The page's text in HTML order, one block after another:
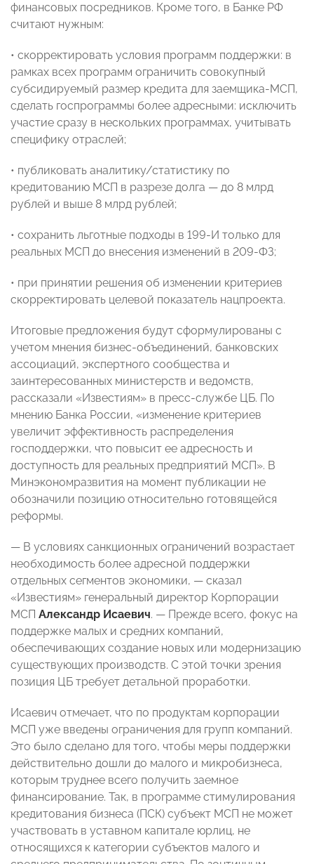
финансовых посредников. Кроме того, в Банке РФ
считают нужным:
• скорректировать условия программ поддержки: в
рамках всех программ ограничить совокупный
субсидируемый размер кредита для заемщика-МСП,
сделать госпрограммы более адресными: исключить
участие сразу в нескольких программах, учитывать
специфику отраслей;
• публиковать аналитику/статистику по
кредитованию МСП в разрезе долга — до 8 млрд
рублей и выше 8 млрд рублей;
• сохранить льготные подходы в 199-И только для
реальных МСП до внесения изменений в 209-ФЗ;
• при принятии решения об изменении критериев
скорректировать целевой показатель нацпроекта.
Итоговые предложения будут сформулированы с
учетом мнения бизнес-объединений, банковских
ассоциаций, экспертного сообщества и
заинтересованных министерств и ведомств,
рассказали «Известиям» в пресс-службе ЦБ. По
мнению Банка России, «изменение критериев
увеличит эффективность распределения
господдержки, что повысит ее адресность и
доступность для реальных предприятий МСП». В
Минэкономразвития на момент публикации не
обозначили позицию относительно готовящейся
реформы.
— В условиях санкционных ограничений возрастает
необходимость более адресной поддержки
отдельных сегментов экономики, — сказал
«Известиям» генеральный директор Корпорации
МСП Александр Исаевич. — Прежде всего, фокус на
поддержке малых и средних компаний,
обеспечивающих создание новых или модернизацию
существующих производств. С этой точки зрения
позиция ЦБ требует детальной проработки.
Исаевич отмечает, что по продуктам корпорации
МСП уже введены ограничения для групп компаний.
Это было сделано для того, чтобы меры поддержки
действительно дошли до малого и микробизнеса,
которым труднее всего получить заемное
финансирование. Так, в программе стимулирования
кредитования бизнеса (ПСК) субъект МСП не может
участвовать в уставном капитале юрлиц, не
относящихся к категории субъектов малого и